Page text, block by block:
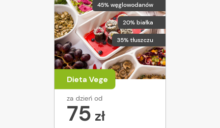
45% węglowodanów
20% białka
35% tłuszczu
Dieta Vege
za dzień od
75 zł